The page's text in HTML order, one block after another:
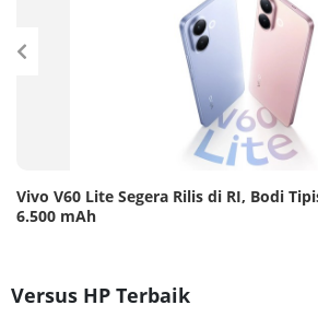
Vivo V60 Lite Segera Rilis di RI, Bodi
6.500 mAh
Versus HP Terbaik